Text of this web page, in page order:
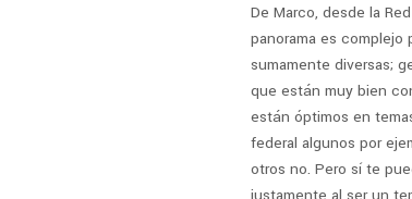
De Marco, desde la
panorama es complejo
sumamente diversas;
que están muy bien
están óptimos en
federal algunos por
otros no. Pero sí te
justamente al ser un